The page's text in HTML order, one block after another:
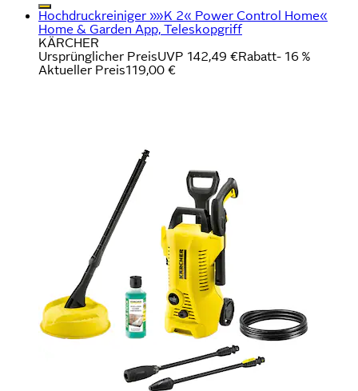
Hochdruckreiniger »»K 2« Power Control Home«
Home & Garden App, Teleskopgriff
KÄRCHER
Ursprünglicher PreisUVP 142,49 €Rabatt- 16 %
Aktueller Preis119,00 €